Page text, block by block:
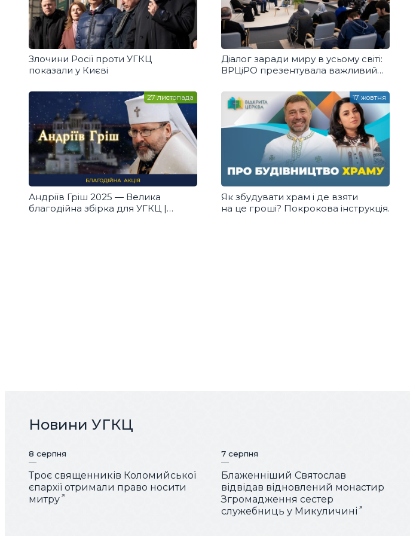
Злочини Росії проти УГКЦ
показали у Києві
Діалог заради миру в усьому світі:
ВРЦіРО презентувала важливий
Андріїв Гріш 2025 — Велика
благодійна збірка для УГКЦ |
27 листопада
Як збудувати храм і де взяти
на це гроші? Покрокова інструкція.
17 жовтня
Новини УГКЦ
8 серпня
Троє священників Коломийської
єпархії отримали право носити
митру
7 серпня
Блаженніший Святослав
відвідав відновлений монастир
Згромадження сестер
служебниць у Микуличині